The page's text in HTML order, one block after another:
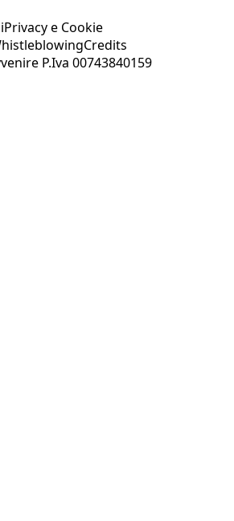
Privacy e Cookie
Credits
P.Iva 00743840159